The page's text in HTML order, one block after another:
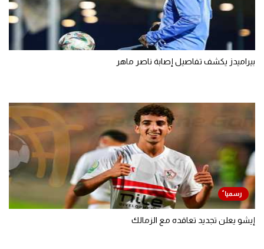
بيراميدز يكشف تفاصيل إصابة ناصر ماهر
إيشو يعلن تجديد تعاقده مع الزمالك